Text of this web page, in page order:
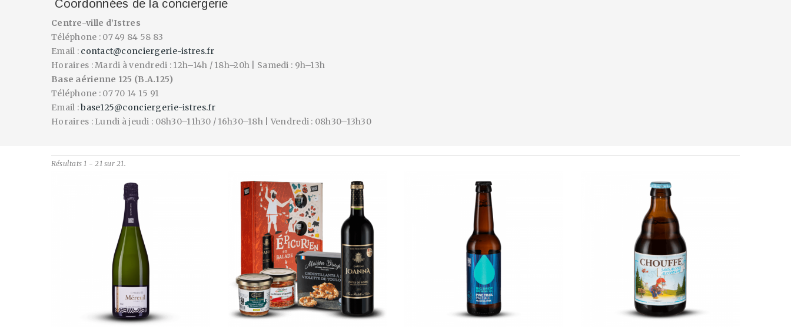
Coordonnées de la conciergerie
Centre-ville d’Istres
Téléphone : 07 49 84 58 83
Email : contact@conciergerie-istres.fr
Horaires : Mardi à vendredi : 12h–14h / 18h–20h | Samedi : 9h–13h
Base aérienne 125 (B.A.125)
Téléphone : 07 70 14 15 91
Email :base125@conciergerie-istres.fr
Horaires : Lundi à jeudi : 08h30–11h30 / 16h30–18h | Vendredi : 08h30–13h30
Résultats 1 - 21 sur 21.